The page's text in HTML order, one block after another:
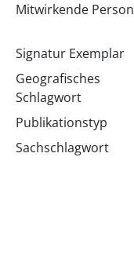
Mitwirkende Person
Signatur Exemplar
Geografisches
Schlagwort
Publikationstyp
Sachschlagwort